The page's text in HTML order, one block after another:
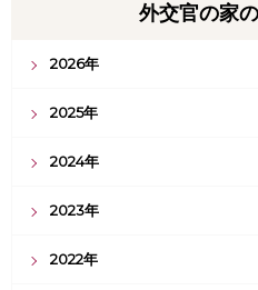
外交官の家
2026年
2025年
2024年
2023年
2022年